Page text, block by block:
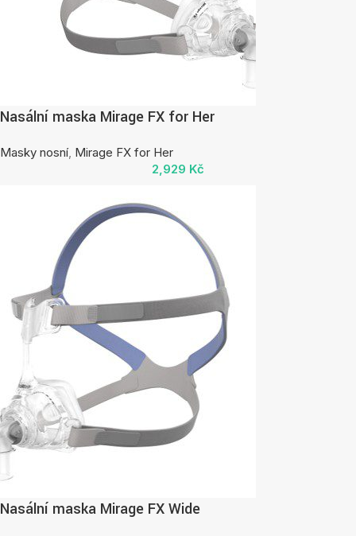
Nasální maska Mirage FX for Her
Masky nosní, Mirage FX for Her
2,929 Kč
Nasální maska Mirage FX Wide